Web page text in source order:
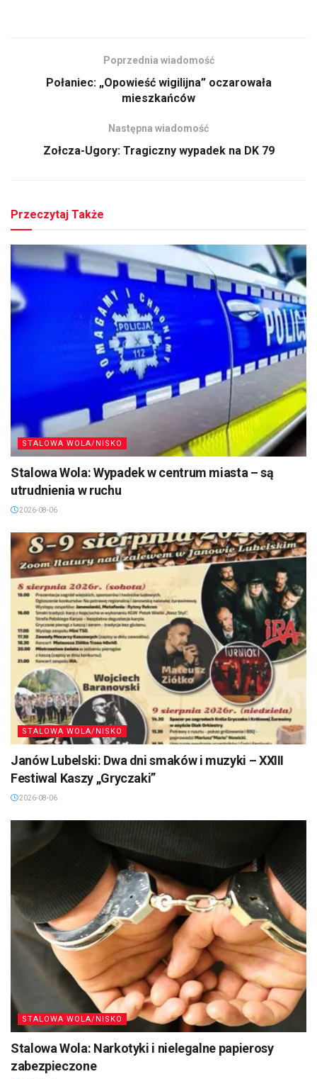
Poprzednia wiadomość
Połaniec: „Opowieść wigilijna” oczarowała
mieszkańców
Następna wiadomość
Zołcza-Ugory: Tragiczny wypadek na DK 79
Przeczytaj Także
STALOWA WOLA/NISKO
Stalowa Wola: Wypadek w centrum miasta – są
utrudnienia w ruchu
2026-08-06
STALOWA WOLA/NISKO
Janów Lubelski: Dwa dni smaków i muzyki – XXIII
Festiwal Kaszy „Gryczaki”
2026-08-06
STALOWA WOLA/NISKO
Stalowa Wola: Narkotyki i nielegalne papierosy
zabezpieczone